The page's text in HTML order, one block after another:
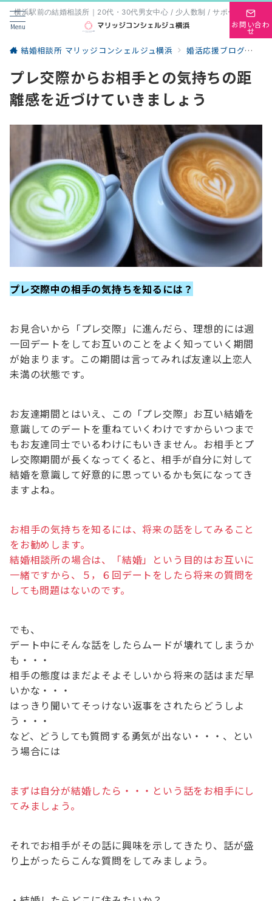
Menu
横浜駅前の結婚相談所｜20代・30代男女中心 / 少人数制 / サポート重視
お問い合わ
せ
結婚相談所 マリッジコンシェルジュ横浜 婚活応援ブログ
プレ交際からお相手との気持ちの距
離感を近づけていきましょう
プレ交際中の相手の気持ちを知るには？
お見合いから「プレ交際」に進んだら、理想的には週
一回デートをしてお互いのことをよく知っていく期間
が始まります。この期間は言ってみれば友達以上恋人
未満の状態です。
お友達期間とはいえ、この「プレ交際」お互い結婚を
意識してのデートを重ねていくわけですからいつまで
もお友達同士でいるわけにもいきません。お相手とプ
レ交際期間が長くなってくると、相手が自分に対して
結婚を意識して好意的に思っているかも気になってき
ますよね。
お相手の気持ちを知るには、将来の話をしてみること
をお勧めします。
結婚相談所の場合は、「結婚」という目的はお互いに
一緒ですから、５，６回デートをしたら将来の質問を
しても問題はないのです。
でも、
デート中にそんな話をしたらムードが壊れてしまうか
も・・・
相手の態度はまだよそよそしいから将来の話はまだ早
いかな・・・
はっきり聞いてそっけない返事をされたらどうしよ
う・・・
など、どうしても質問する勇気が出ない・・・、とい
う場合には
まずは自分が結婚したら・・・という話をお相手にし
てみましょう。
それでお相手がその話に興味を示してきたり、話が盛
り上がったらこんな質問をしてみましょう。